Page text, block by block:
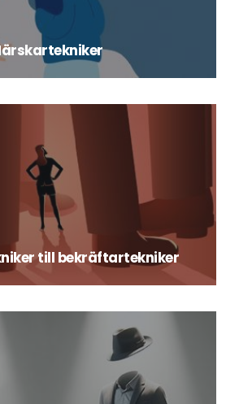
här.
till bekräftartekniker